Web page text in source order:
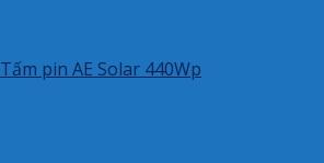
Tấm pin AE Solar 440Wp